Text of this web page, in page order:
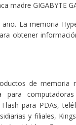
madre GIGABYTE
La memoria
obtener
de memoria
para PDAs,
y filiales,